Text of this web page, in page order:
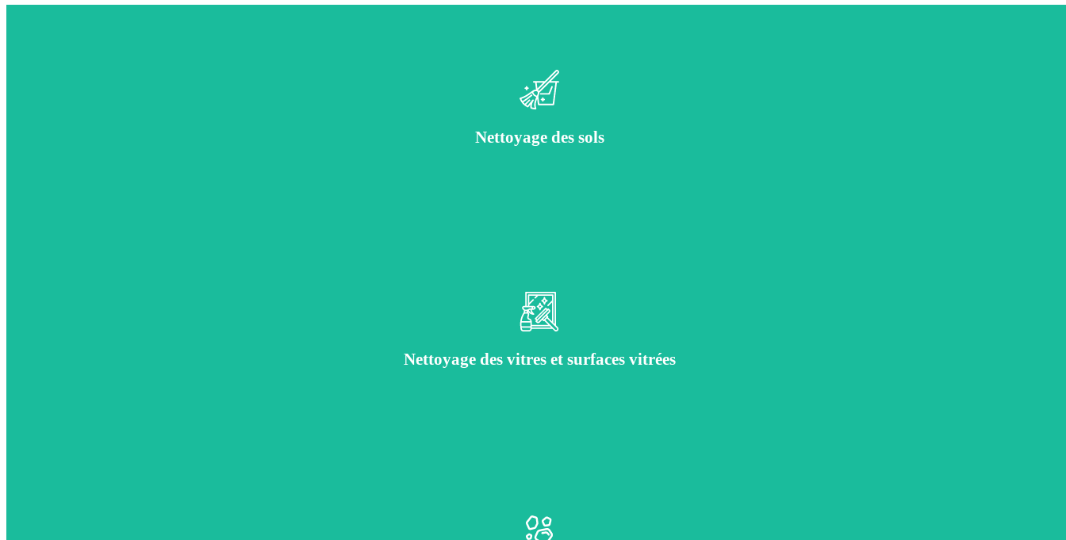
Nettoyage des sols
Nettoyage des vitres et surfaces vitrées